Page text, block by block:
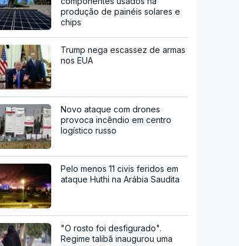
produção de painéis solares e
chips
Trump nega escassez de armas
nos EUA
Novo ataque com drones
provoca incêndio em centro
logístico russo
Pelo menos 11 civis feridos em
ataque Huthi na Arábia Saudita
"O rosto foi desfigurado".
Regime talibã inaugurou uma